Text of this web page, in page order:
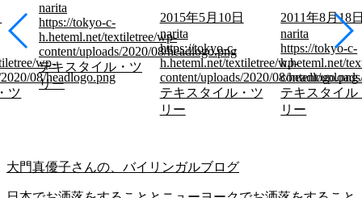
wp-
08/headlogo.png
ツ
narita
https://tokyo-c-
h.heteml.net/textiletree/wp-
content/uploads/2020/08/headlogo.png
テキスタイル・ツ
リー
2015年5月10日
narita
https://tokyo-c-
h.heteml.net/textiletree/wp-
content/uploads/2020/08/headlogo.png
テキスタイル・ツ
リー
2011年8月18
narita
https://tokyo-c-
h.heteml.net/
content/
テキスタイル
リー
大門真優子さんの、バイリンガルブログ